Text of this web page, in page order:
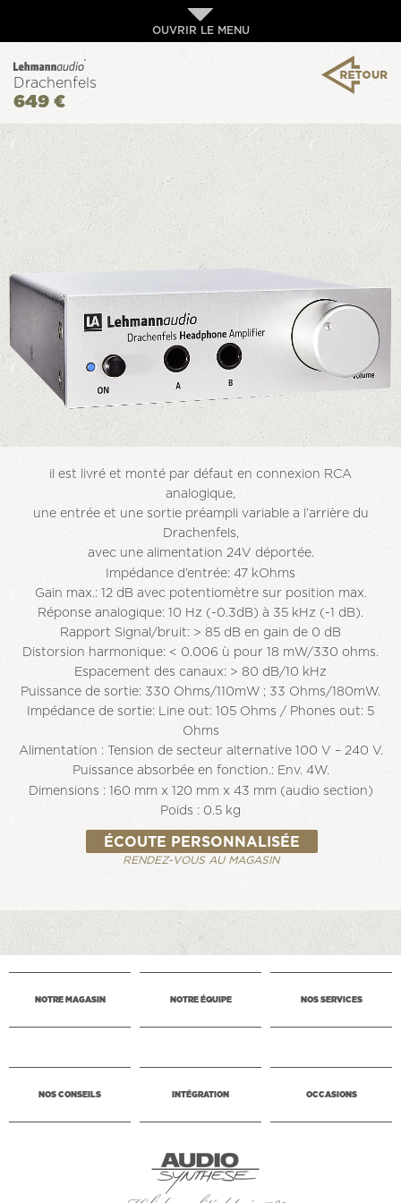
OUVRIR LE MENU
Drachenfels
649 €
il est livré et monté par défaut en connexion RCA
analogique,
une entrée et une sortie préampli variable a l’arrière du
Drachenfels,
avec une alimentation 24V déportée.
Impédance d’entrée: 47 kOhms
Gain max.: 12 dB avec potentiomètre sur position max.
Réponse analogique: 10 Hz (-0.3dB) à 35 kHz (-1 dB).
Rapport Signal/bruit: > 85 dB en gain de 0 dB
Distorsion harmonique: < 0.006 ù pour 18 mW/330 ohms.
Espacement des canaux: > 80 dB/10 kHz
Puissance de sortie: 330 Ohms/110mW ; 33 Ohms/180mW.
Impédance de sortie: Line out: 105 Ohms / Phones out: 5
Ohms
Alimentation : Tension de secteur alternative 100 V – 240 V.
Puissance absorbée en fonction.: Env. 4W.
Dimensions : 160 mm x 120 mm x 43 mm (audio section)
Poids : 0.5 kg
ÉCOUTE PERSONNALISÉE
RENDEZ-VOUS AU MAGASIN
NOTRE MAGASIN NOTRE ÉQUIPE NOS SERVICES
NOS CONSEILS INTÉGRATION OCCASIONS